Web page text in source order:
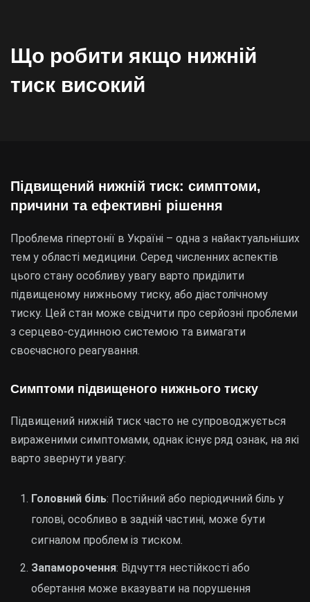
Що робити якщо нижній
тиск високий
Підвищений нижній тиск: симптоми,
причини та ефективні рішення
Проблема гіпертонії в Україні – одна з найактуальніших
тем у області медицини. Серед численних аспектів
цього стану особливу увагу варто приділити
підвищеному нижньому тиску, або діастолічному
тиску. Цей стан може свідчити про серйозні проблеми
з серцево-судинною системою та вимагати
своєчасного реагування.
Симптоми підвищеного нижнього тиску
Підвищений нижній тиск часто не супроводжується
вираженими симптомами, однак існує ряд ознак, на які
варто звернути увагу:
Головний біль: Постійний або періодичний біль у
голові, особливо в задній частині, може бути
сигналом проблем із тиском.
Запаморочення: Відчуття нестійкості або
обертання може вказувати на порушення